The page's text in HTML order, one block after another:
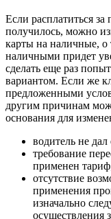
Если расплатиться
получилось, можно
карты на наличные, о
наличными придет
сделать еще раз
вариантом. Если же
предложенными
другим причинам
основания для
водитель не
требование
применен
отсутствие
применения
изначально
осуществления